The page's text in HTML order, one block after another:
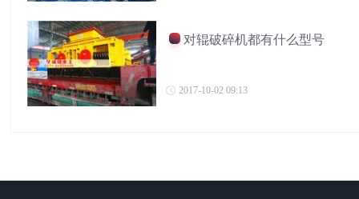
对辊破碎机都有什么型号
2017-10-02 09:13